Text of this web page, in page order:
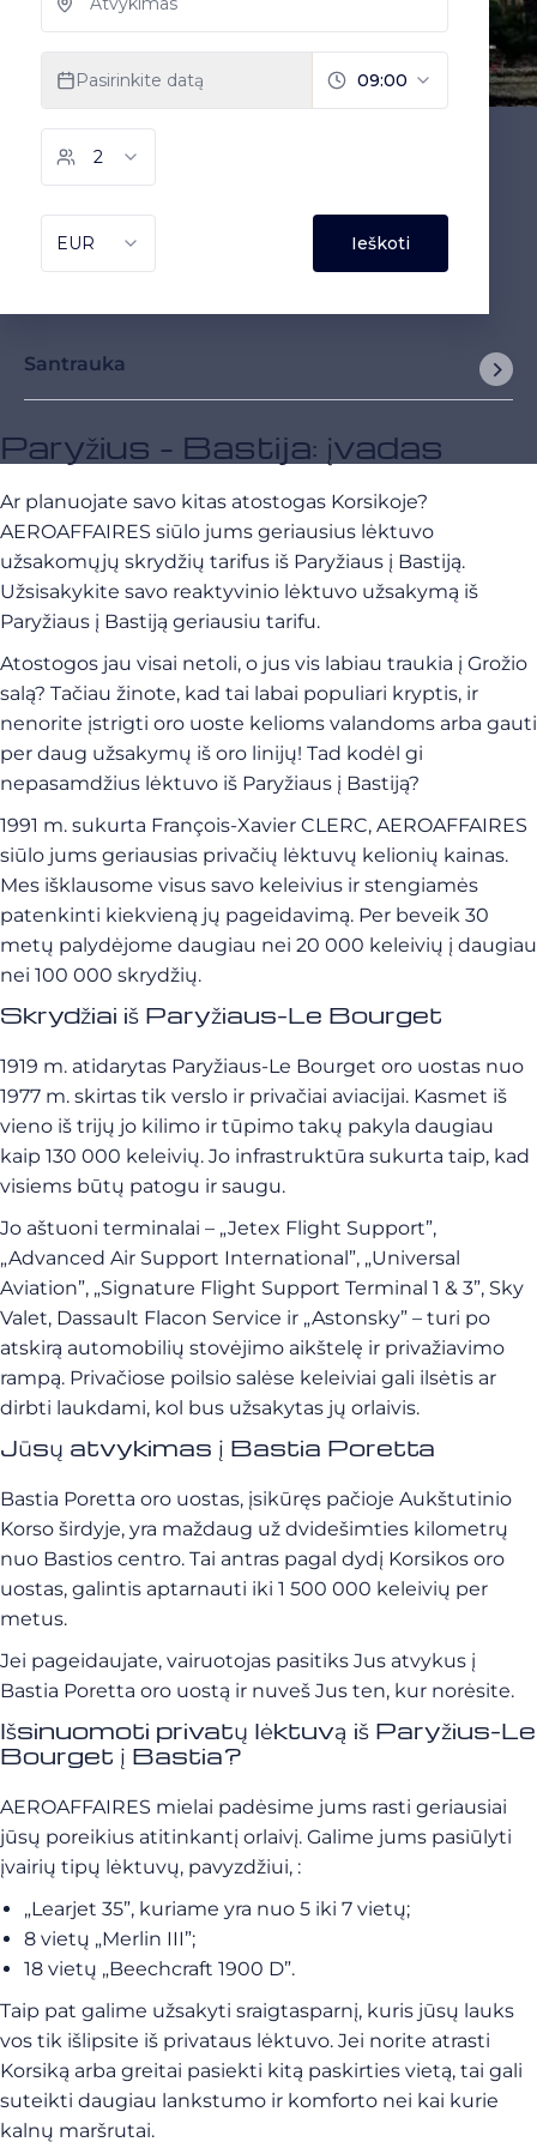
Santrauka
Paryžius - Bastija: įvadas
Ar planuojate savo kitas atostogas Korsikoje?
AEROAFFAIRES siūlo jums geriausius lėktuvo
užsakomųjų skrydžių tarifus iš Paryžiaus į Bastiją.
Užsisakykite savo reaktyvinio lėktuvo užsakymą iš
Paryžiaus į Bastiją geriausiu tarifu.
Atostogos jau visai netoli, o jus vis labiau traukia į Grožio
salą? Tačiau žinote, kad tai labai populiari kryptis, ir
nenorite įstrigti oro uoste kelioms valandoms arba gauti
per daug užsakymų iš oro linijų! Tad kodėl gi
nepasamdžius lėktuvo iš Paryžiaus į Bastiją?
1991 m. sukurta François-Xavier CLERC, AEROAFFAIRES
siūlo jums geriausias privačių lėktuvų kelionių kainas.
Mes išklausome visus savo keleivius ir stengiamės
patenkinti kiekvieną jų pageidavimą. Per beveik 30
metų palydėjome daugiau nei 20 000 keleivių į daugiau
nei 100 000 skrydžių.
Skrydžiai iš Paryžiaus-Le Bourget
1919 m. atidarytas Paryžiaus-Le Bourget oro uostas nuo
1977 m. skirtas tik verslo ir privačiai aviacijai. Kasmet iš
vieno iš trijų jo kilimo ir tūpimo takų pakyla daugiau
kaip 130 000 keleivių. Jo infrastruktūra sukurta taip, kad
visiems būtų patogu ir saugu.
Jo aštuoni terminalai – „Jetex Flight Support”,
„Advanced Air Support International”, „Universal
Aviation”, „Signature Flight Support Terminal 1 & 3”, Sky
Valet, Dassault Flacon Service ir „Astonsky” – turi po
atskirą automobilių stovėjimo aikštelę ir privažiavimo
rampą. Privačiose poilsio salėse keleiviai gali ilsėtis ar
dirbti laukdami, kol bus užsakytas jų orlaivis.
Jūsų atvykimas į Bastia Poretta
Bastia Poretta oro uostas, įsikūręs pačioje Aukštutinio
Korso širdyje, yra maždaug už dvidešimties kilometrų
nuo Bastios centro. Tai antras pagal dydį Korsikos oro
uostas, galintis aptarnauti iki 1 500 000 keleivių per
metus.
Jei pageidaujate, vairuotojas pasitiks Jus atvykus į
Bastia Poretta oro uostą ir nuveš Jus ten, kur norėsite.
Išsinuomoti privatų lėktuvą iš Paryžius-Le
Bourget į Bastia?
AEROAFFAIRES mielai padėsime jums rasti geriausiai
jūsų poreikius atitinkantį orlaivį. Galime jums pasiūlyti
įvairių tipų lėktuvų, pavyzdžiui, :
„Learjet 35”, kuriame yra nuo 5 iki 7 vietų;
8 vietų „Merlin III”;
18 vietų „Beechcraft 1900 D”.
Taip pat galime užsakyti sraigtasparnį, kuris jūsų lauks
vos tik išlipsite iš privataus lėktuvo. Jei norite atrasti
Korsiką arba greitai pasiekti kitą paskirties vietą, tai gali
suteikti daugiau lankstumo ir komforto nei kai kurie
kalnų maršrutai.